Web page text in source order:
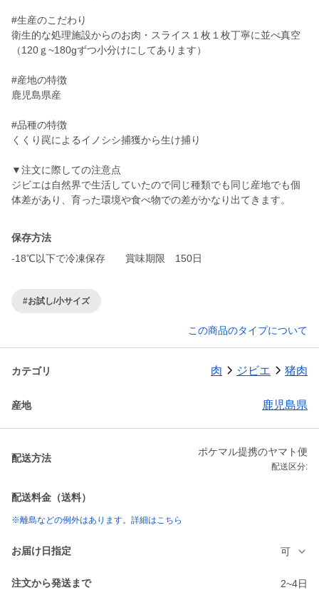
#生産のこだわり
衛生的な処理施設からのお肉・スライス１枚１枚丁寧に並べ真空
（120ｇ~180gずつ小分けにしてあります）
#産地の特徴
鹿児島県産
#品種の特徴
くくり罠によるイノシシ捕獲から生け捕り
▼注文に際しての注意点
ジビエは自然界で生活していたので同じ種類でも同じ産地でも個
体差があり、育った環境や食べ物での差がかなり出てきます。
保存方法
-18℃以下で冷凍保存 賞味期限 150日
#お試し/小サイズ
この商品のタイプについて
カテゴリ 肉 ジビエ 猪肉
産地 鹿児島県
配送方法
ポケマル提携のヤマト便
配送区分:
配送料金（送料）
※離島などの例外はあります。詳細はこちら
お届け日指定 可
注文から発送まで 2~4日